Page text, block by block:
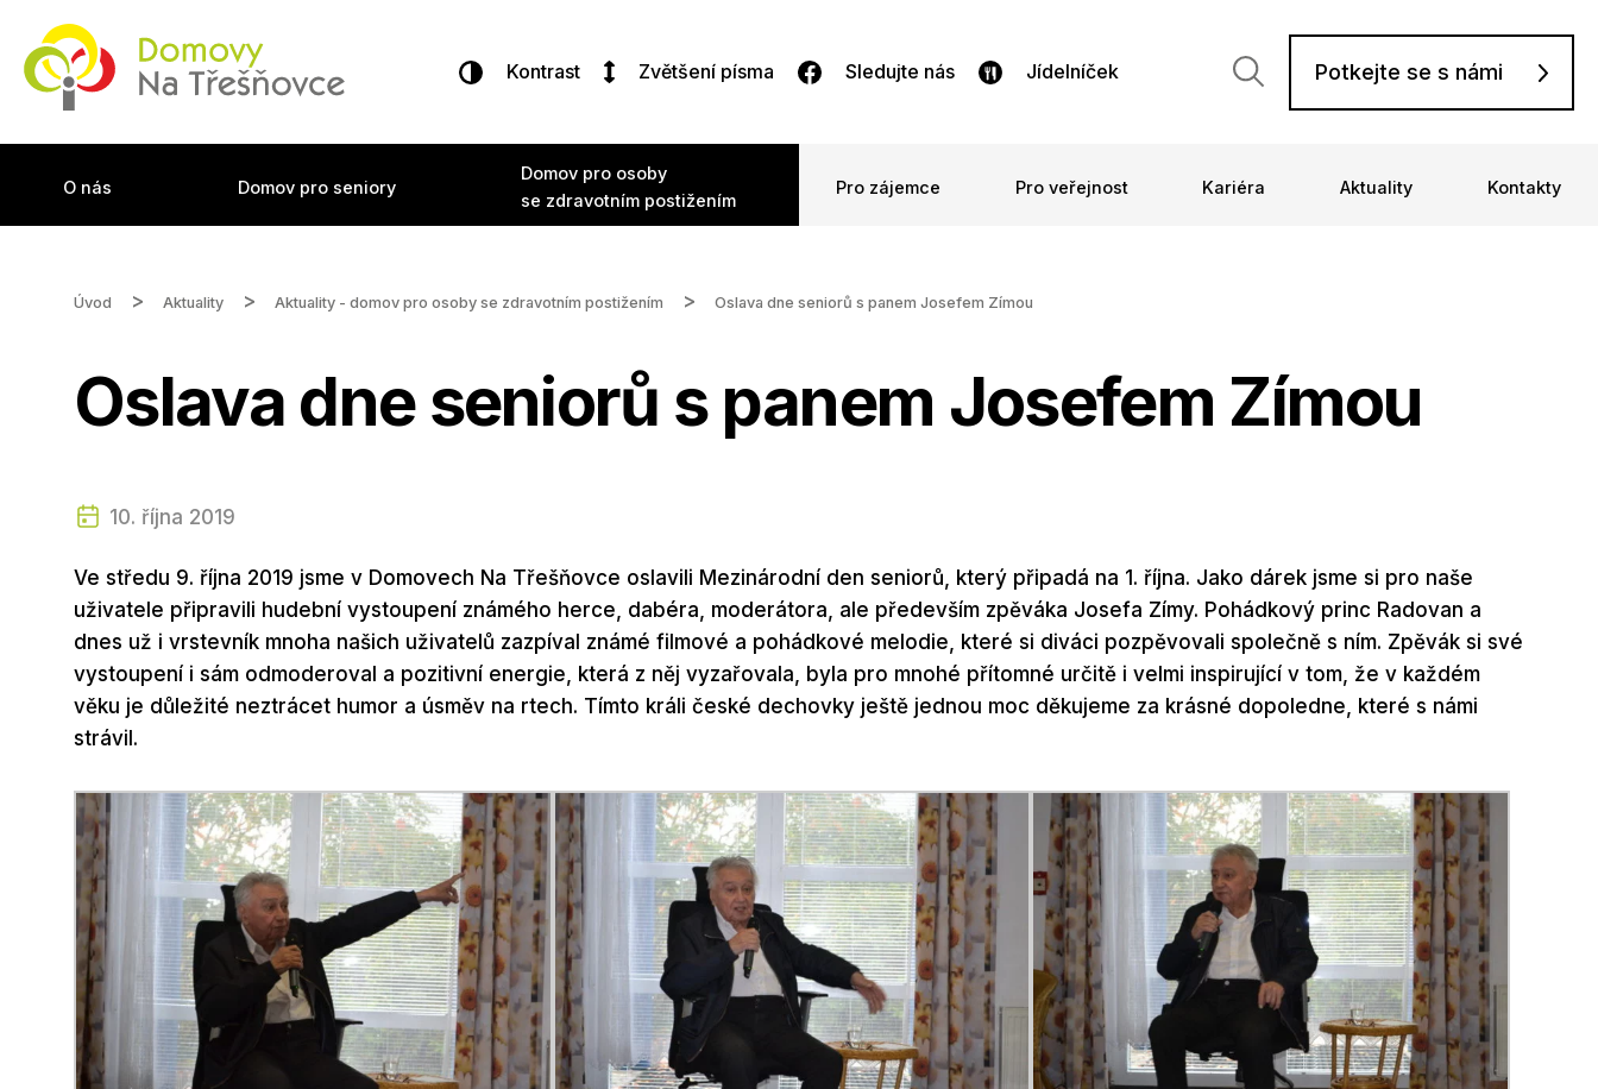
Kontrast Zvětšení písma Sledujte nás Jídelníček Potkejte se s námi
O nás Domov pro seniory
Domov pro osoby
se zdravotním postižením
Pro zájemce Pro veřejnost Kariéra Aktuality Kontakty
Úvod Aktuality Aktuality - domov pro osoby se zdravotním postižením Oslava dne seniorů s panem Josefem Zímou
Oslava dne seniorů s panem Josefem Zímou
10. října 2019
Ve středu 9. října 2019 jsme v Domovech Na Třešňovce oslavili Mezinárodní den seniorů, který připadá na 1. října. Jako dárek jsme si pro naše
uživatele připravili hudební vystoupení známého herce, dabéra, moderátora, ale především zpěváka Josefa Zímy. Pohádkový princ Radovan a
dnes už i vrstevník mnoha našich uživatelů zazpíval známé filmové a pohádkové melodie, které si diváci pozpěvovali společně s ním. Zpěvák si své
vystoupení i sám odmoderoval a pozitivní energie, která z něj vyzařovala, byla pro mnohé přítomné určitě i velmi inspirující v tom, že v každém
věku je důležité neztrácet humor a úsměv na rtech. Tímto králi české dechovky ještě jednou moc děkujeme za krásné dopoledne, které s námi
strávil.